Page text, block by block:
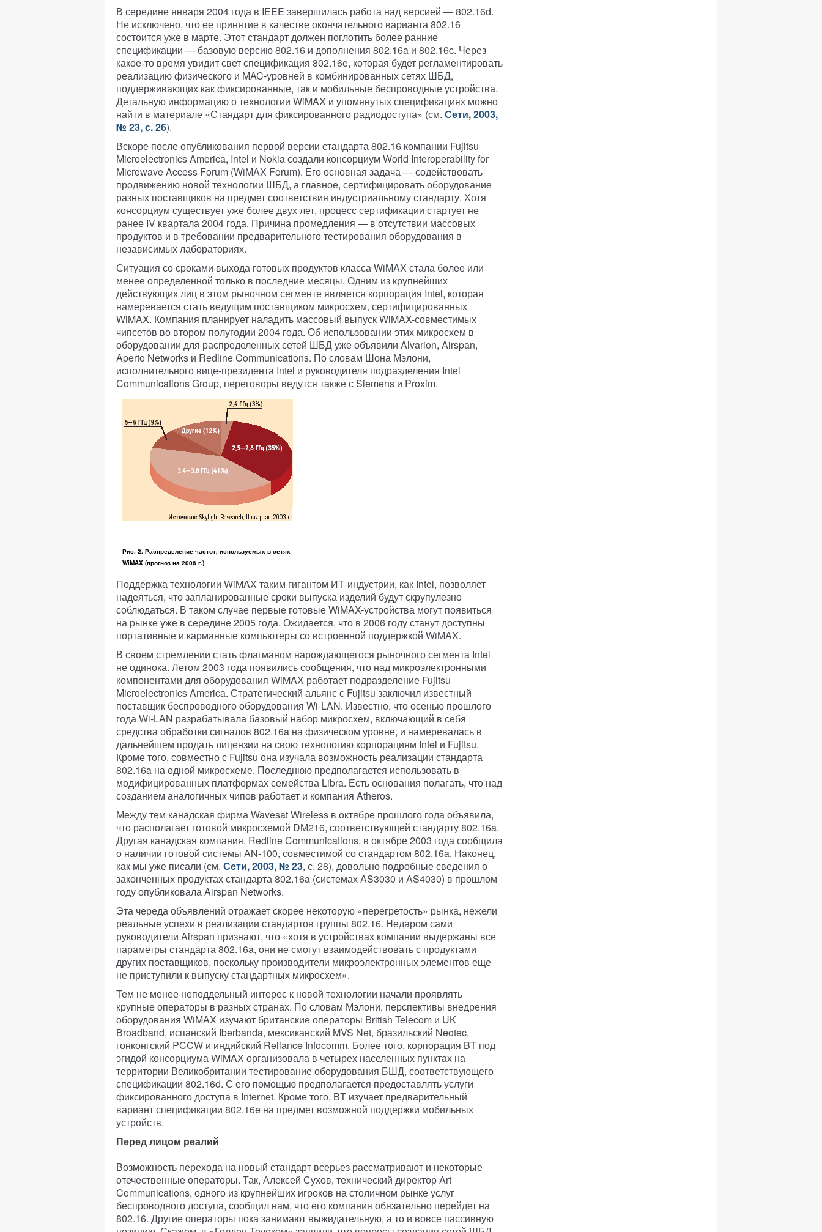
В середине января 2004 года в IEEE завершилась работа над версией — 802.16d.
Не исключено, что ее принятие в качестве окончательного варианта 802.16
состоится уже в марте. Этот стандарт должен поглотить более ранние
спецификации — базовую версию 802.16 и дополнения 802.16a и 802.16c. Через
какое-то время увидит свет спецификация 802.16e, которая будет регламентировать
реализацию физического и MAC-уровней в комбинированных сетях ШБД,
поддерживающих как фиксированные, так и мобильные беспроводные устройства.
Детальную информацию о технологии WiMAX и упомянутых спецификациях можно
найти в материале «Стандарт для фиксированного радиодоступа» (см. Сети, 2003,
№ 23, с. 26).
Вскоре после опубликования первой версии стандарта 802.16 компании Fujitsu
Microelectronics America, Intel и Nokia создали консорциум World Interoperability for
Microwave Access Forum (WiMAX Forum). Его основная задача — содействовать
продвижению новой технологии ШБД, а главное, сертифицировать оборудование
разных поставщиков на предмет соответствия индустриальному стандарту. Хотя
консорциум существует уже более двух лет, процесс сертификации стартует не
ранее IV квартала 2004 года. Причина промедления — в отсутствии массовых
продуктов и в требовании предварительного тестирования оборудования в
независимых лабораториях.
Ситуация со сроками выхода готовых продуктов класса WiMAX стала более или
менее определенной только в последние месяцы. Одним из крупнейших
действующих лиц в этом рыночном сегменте является корпорация Intel, которая
намеревается стать ведущим поставщиком микросхем, сертифицированных
WiMAX. Компания планирует наладить массовый выпуск WiMAX-совместимых
чипсетов во втором полугодии 2004 года. Об использовании этих микросхем в
оборудовании для распределенных сетей ШБД уже объявили Alvarion, Airspan,
Aperto Networks и Redline Communications. По словам Шона Мэлони,
исполнительного вице-президента Intel и руководителя подразделения Intel
Communications Group, переговоры ведутся также с Siemens и Proxim.
Рис. 2. Распределение частот, используемых в сетях
WiMAX (прогноз на 2006 г.)
Поддержка технологии WiMAX таким гигантом ИТ-индустрии, как Intel, позволяет
надеяться, что запланированные сроки выпуска изделий будут скрупулезно
соблюдаться. В таком случае первые готовые WiMAX-устройства могут появиться
на рынке уже в середине 2005 года. Ожидается, что в 2006 году станут доступны
портативные и карманные компьютеры со встроенной поддержкой WiMAX.
В своем стремлении стать флагманом нарождающегося рыночного сегмента Intel
не одинока. Летом 2003 года появились сообщения, что над микроэлектронными
компонентами для оборудования WiMAX работает подразделение Fujitsu
Microelectronics America. Стратегический альянс с Fujitsu заключил известный
поставщик беспроводного оборудования Wi-LAN. Известно, что осенью прошлого
года Wi-LAN разрабатывала базовый набор микросхем, включающий в себя
средства обработки сигналов 802.16a на физическом уровне, и намеревалась в
дальнейшем продать лицензии на свою технологию корпорациям Intel и Fujitsu.
Кроме того, совместно с Fujitsu она изучала возможность реализации стандарта
802.16a на одной микросхеме. Последнюю предполагается использовать в
модифицированных платформах семейства Libra. Есть основания полагать, что над
созданием аналогичных чипов работает и компания Atheros.
Между тем канадская фирма Wavesat Wireless в октябре прошлого года объявила,
что располагает готовой микросхемой DM216, соответствующей стандарту 802.16a.
Другая канадская компания, Redline Communications, в октябре 2003 года сообщила
о наличии готовой системы AN-100, совместимой со стандартом 802.16a. Наконец,
как мы уже писали (см. Сети, 2003, № 23, с. 28), довольно подробные сведения о
законченных продуктах стандарта 802.16a (системах AS3030 и AS4030) в прошлом
году опубликовала Airspan Networks.
Эта череда объявлений отражает скорее некоторую «перегретость» рынка, нежели
реальные успехи в реализации стандартов группы 802.16. Недаром сами
руководители Airspan признают, что «хотя в устройствах компании выдержаны все
параметры стандарта 802.16a, они не смогут взаимодействовать с продуктами
других поставщиков, поскольку производители микроэлектронных элементов еще
не приступили к выпуску стандартных микросхем».
Тем не менее неподдельный интерес к новой технологии начали проявлять
крупные операторы в разных странах. По словам Мэлони, перспективы внедрения
оборудования WiMAX изучают британские операторы British Telecom и UK
Broadband, испанский Iberbanda, мексиканский MVS Net, бразильский Neotec,
гонконгский PCCW и индийский Reliance Infocomm. Более того, корпорация BT под
эгидой консорциума WiMAX организовала в четырех населенных пунктах на
территории Великобритании тестирование оборудования БШД, соответствующего
спецификации 802.16d. С его помощью предполагается предоставлять услуги
фиксированного доступа в Internet. Кроме того, BT изучает предварительный
вариант спецификации 802.16e на предмет возможной поддержки мобильных
устройств.
Перед лицом реалий
Возможность перехода на новый стандарт всерьез рассматривают и некоторые
отечественные операторы. Так, Алексей Сухов, технический директор Art
Communications, одного из крупнейших игроков на столичном рынке услуг
беспроводного доступа, сообщил нам, что его компания обязательно перейдет на
802.16. Другие операторы пока занимают выжидательную, а то и вовсе пассивную